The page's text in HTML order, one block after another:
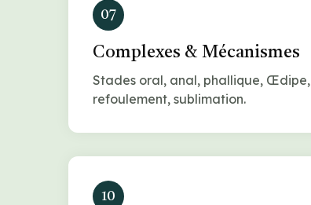
07
Complexes & Mécanismes
Stades oral, anal, phallique, Œdipe,
refoulement, sublimation.
10